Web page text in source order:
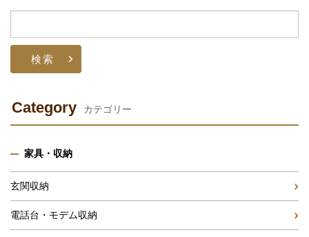
Category カテゴリー
家具・収納
玄関収納
電話台・モデム収納